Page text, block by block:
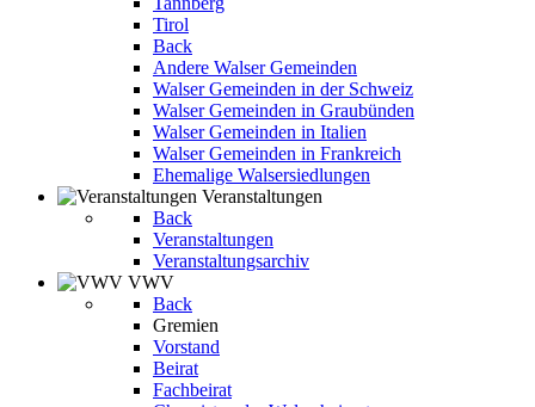
Tirol
Back
Andere Walser Gemeinden
Walser Gemeinden in der Schweiz
Walser Gemeinden in Graubünden
Walser Gemeinden in Italien
Walser Gemeinden in Frankreich
Ehemalige Walsersiedlungen
Veranstaltungen
Back
Veranstaltungen
Veranstaltungsarchiv
VWV
Back
Gremien
Vorstand
Beirat
Fachbeirat